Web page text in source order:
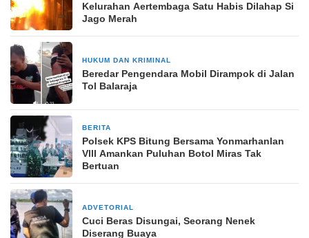
Kelurahan Aertembaga Satu Habis Dilahap Si
Jago Merah
HUKUM DAN KRIMINAL
Beredar Pengendara Mobil Dirampok di Jalan
Tol Balaraja
BERITA
Polsek KPS Bitung Bersama Yonmarhanlan
Vlll Amankan Puluhan Botol Miras Tak
Bertuan
ADVETORIAL
Cuci Beras Disungai, Seorang Nenek
Diserang Buaya